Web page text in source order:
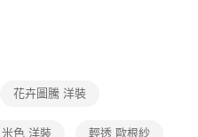
後，將跳轉至「AFTEE先享後付」
即可完成結帳。
運費
花卉圖騰 洋裝
米色 洋裝 輕透 歐根紗